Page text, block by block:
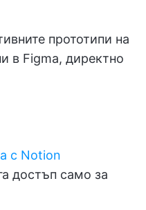
прототипи на
в Figma, директно
с Notion
достъп само за